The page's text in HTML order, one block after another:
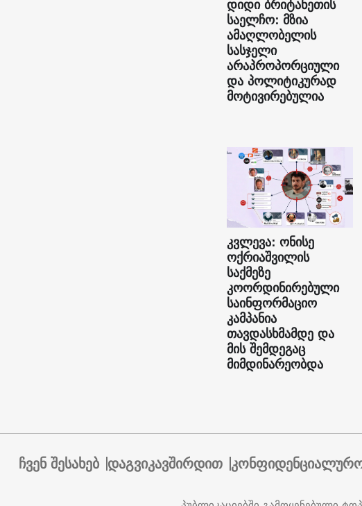
საელჩო: მზია
ამაღლობელის
სასჯელი
არაპროპორციული
და პოლიტიკურად
მოტივირებულია
კვლევა: ონისე
ოქრიაშვილის
საქმეზე
კოორდინირებული
საინფორმაციო
კამპანია
თავდასხმამდე და
მის შემდეგაც
მიმდინარეობდა
ჩვენ შესახებ დაგვიკავშირდით